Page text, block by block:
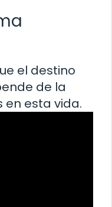
el destino
de la
en esta vida.